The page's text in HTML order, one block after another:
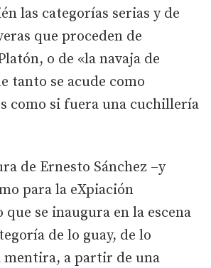
las categorías serias y de
que proceden de
o de «la navaja de
tanto se acude como
como si fuera una cuchillería
de Ernesto Sánchez –y
para la eXpiación
que se inaugura en la escena
de lo guay, de lo
a partir de una